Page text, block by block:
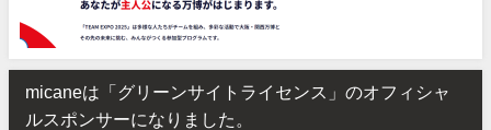
micaneは「グリーンサイトライセンス」のオフィシャ
ルスポンサーになりました。